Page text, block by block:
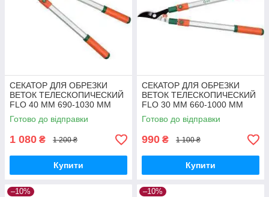
СЕКАТОР ДЛЯ ОБРЕЗКИ
ВЕТОК ТЕЛЕСКОПИЧЕСКИЙ
FLO 40 ММ 690-1030 ММ
Готово до відправки
1 080 ₴ 1 200 ₴
Купити
СЕКАТОР ДЛЯ ОБРЕЗКИ
ВЕТОК ТЕЛЕСКОПИЧЕСКИЙ
FLO 30 ММ 660-1000 ММ
Готово до відправки
990 ₴ 1 100 ₴
Купити
–10% –10%